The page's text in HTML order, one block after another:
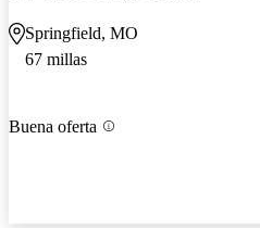
Springfield, MO
67 millas
Buena oferta